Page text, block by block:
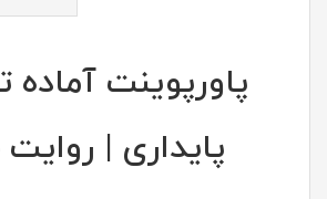
پاورپوینت آماده
پایداری |